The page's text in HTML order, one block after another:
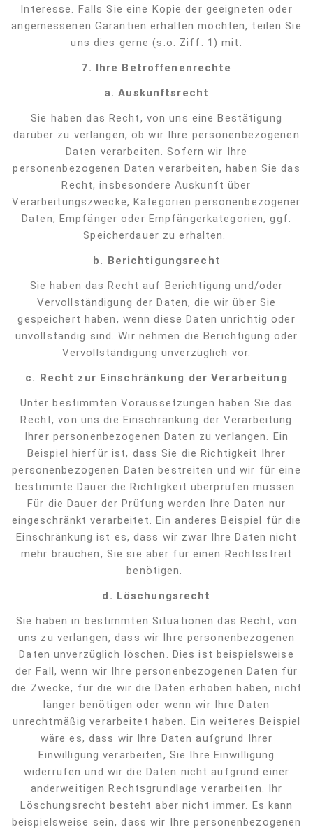
Interesse. Falls Sie eine Kopie der geeigneten oder
angemessenen Garantien erhalten möchten, teilen Sie
uns dies gerne (s.o. Ziff. 1) mit.
7. Ihre Betroffenenrechte
a. Auskunftsrecht
Sie haben das Recht, von uns eine Bestätigung
darüber zu verlangen, ob wir Ihre personenbezogenen
Daten verarbeiten. Sofern wir Ihre
personenbezogenen Daten verarbeiten, haben Sie das
Recht, insbesondere Auskunft über
Verarbeitungszwecke, Kategorien personenbezogener
Daten, Empfänger oder Empfängerkategorien, ggf.
Speicherdauer zu erhalten.
b. Berichtigungsrecht
Sie haben das Recht auf Berichtigung und/oder
Vervollständigung der Daten, die wir über Sie
gespeichert haben, wenn diese Daten unrichtig oder
unvollständig sind. Wir nehmen die Berichtigung oder
Vervollständigung unverzüglich vor.
c. Recht zur Einschränkung der Verarbeitung
Unter bestimmten Voraussetzungen haben Sie das
Recht, von uns die Einschränkung der Verarbeitung
Ihrer personenbezogenen Daten zu verlangen. Ein
Beispiel hierfür ist, dass Sie die Richtigkeit Ihrer
personenbezogenen Daten bestreiten und wir für eine
bestimmte Dauer die Richtigkeit überprüfen müssen.
Für die Dauer der Prüfung werden Ihre Daten nur
eingeschränkt verarbeitet. Ein anderes Beispiel für die
Einschränkung ist es, dass wir zwar Ihre Daten nicht
mehr brauchen, Sie sie aber für einen Rechtsstreit
benötigen.
d. Löschungsrecht
Sie haben in bestimmten Situationen das Recht, von
uns zu verlangen, dass wir Ihre personenbezogenen
Daten unverzüglich löschen. Dies ist beispielsweise
der Fall, wenn wir Ihre personenbezogenen Daten für
die Zwecke, für die wir die Daten erhoben haben, nicht
länger benötigen oder wenn wir Ihre Daten
unrechtmäßig verarbeitet haben. Ein weiteres Beispiel
wäre es, dass wir Ihre Daten aufgrund Ihrer
Einwilligung verarbeiten, Sie Ihre Einwilligung
widerrufen und wir die Daten nicht aufgrund einer
anderweitigen Rechtsgrundlage verarbeiten. Ihr
Löschungsrecht besteht aber nicht immer. Es kann
beispielsweise sein, dass wir Ihre personenbezogenen